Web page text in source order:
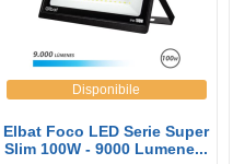
Disponibile
Elbat Foco LED Serie Super
Slim 100W - 9000 Lumene...